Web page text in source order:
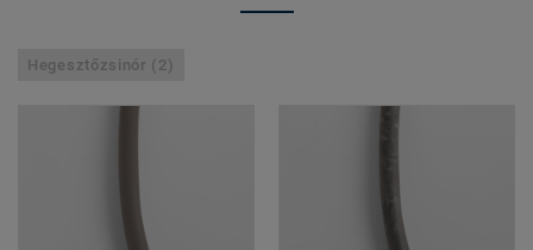
Hegesztőzsinór (2)